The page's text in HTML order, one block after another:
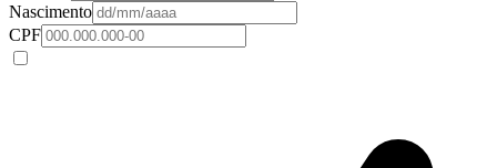
Nascimento
CPF